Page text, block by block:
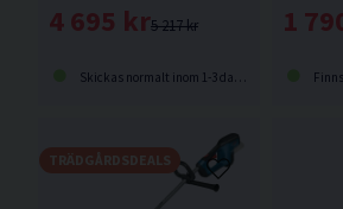
5 217 kr
4 695 kr
Skickas normalt inom 1-3 dagar
1
TRÄDGÅRDSDEALS